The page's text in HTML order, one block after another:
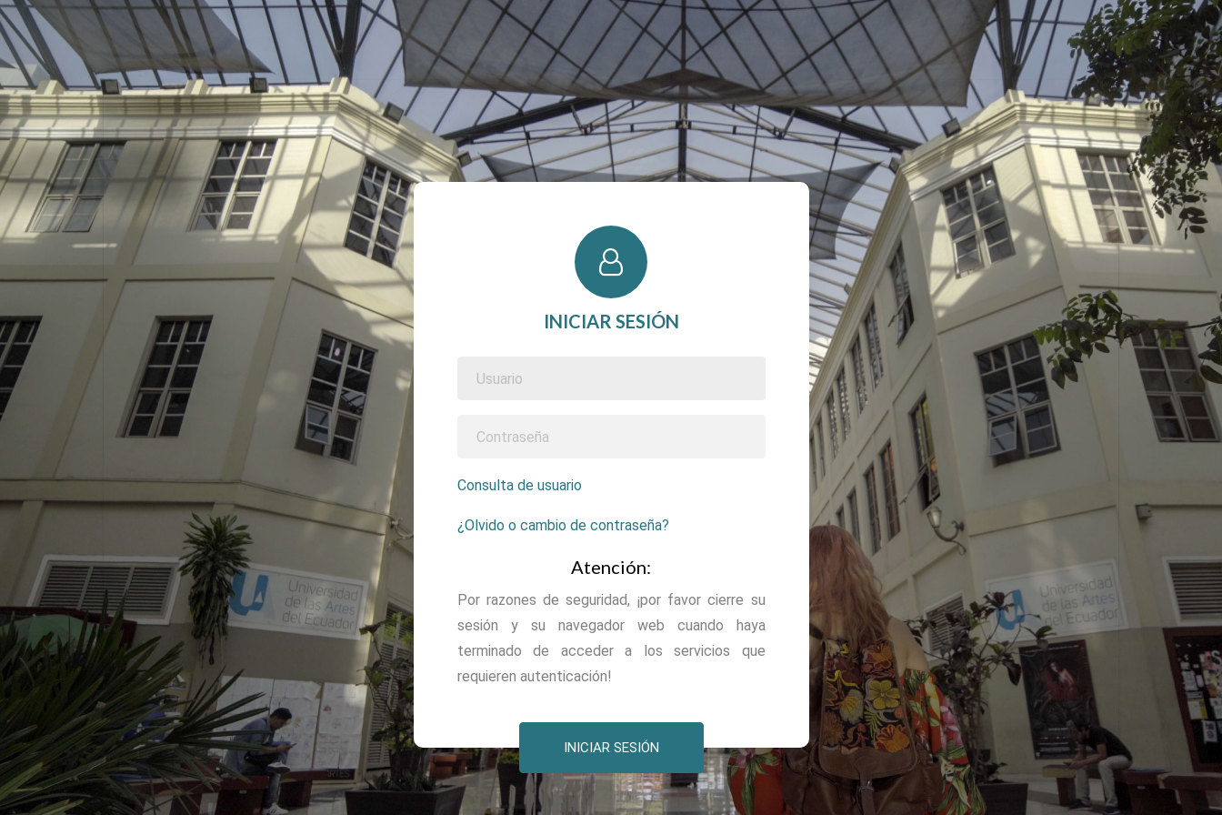
INICIAR SESIÓN
Consulta de usuario
¿Olvido o cambio de contraseña?
Atención:
Por razones de seguridad, ¡por favor cierre su
sesión y su navegador web cuando haya
terminado de acceder a los servicios que
requieren autenticación!
INICIAR SESIÓN